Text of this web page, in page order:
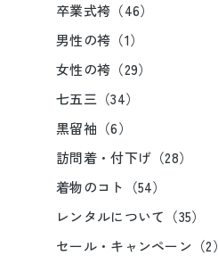
卒業式袴（46）
男性の袴（1）
女性の袴（29）
七五三（34）
黒留袖（6）
訪問着・付下げ（28）
着物のコト（54）
レンタルについて（35）
セール・キャンペーン（2）